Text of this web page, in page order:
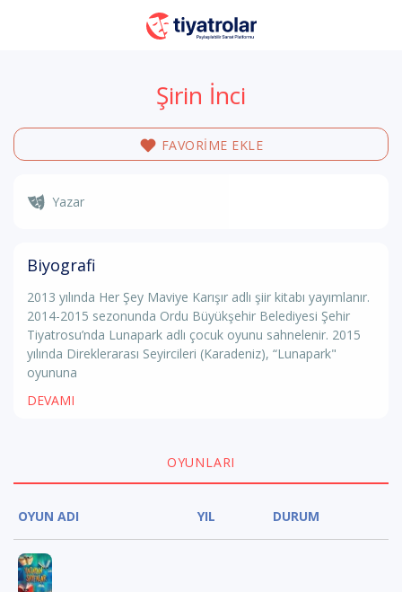
Şirin İnci
FAVORİME EKLE
Yazar
Biyografi
2013 yılında Her Şey Maviye Karışır adlı şiir kitabı yayımlanır.
2014-2015 sezonunda Ordu Büyükşehir Belediyesi Şehir
Tiyatrosu’nda Lunapark adlı çocuk oyunu sahnelenir. 2015
yılında Direklerarası Seyircileri (Karadeniz), “Lunapark"
oyununa
DEVAMI
OYUNLARI
OYUN ADI YIL DURUM